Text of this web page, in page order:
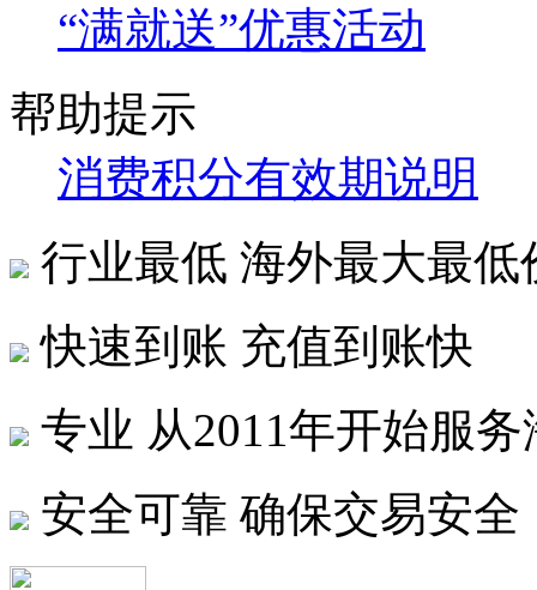
“满就送”优惠活动
帮助提示
消费积分有效期说明
行业最低 海外最大最低
快速到账 充值到账快
专业 从2011年开始服
安全可靠 确保交易安全